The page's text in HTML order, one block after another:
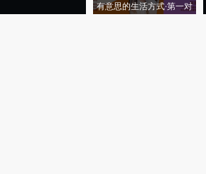
有意思的生活方式·第一对